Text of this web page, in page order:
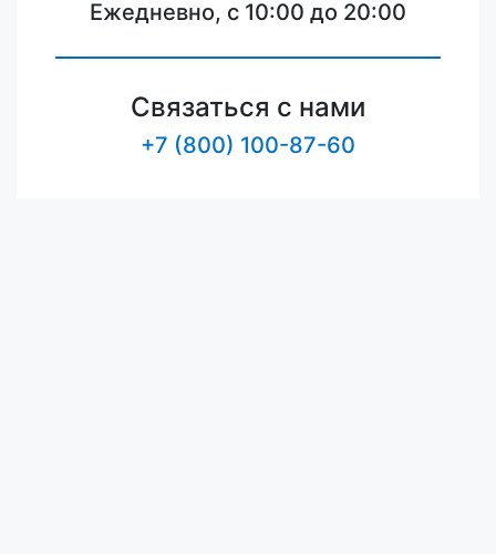
Ежедневно, с 10:00 до 20:00
Связаться с нами
+7 (800) 100-87-60